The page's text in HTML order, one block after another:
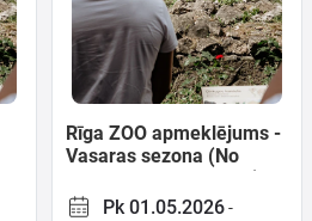
Rīga ZOO apmeklējums -
Vasaras sezona (No
1.05.26 līdz 11.10.26.)
Pk 01.05.2026-